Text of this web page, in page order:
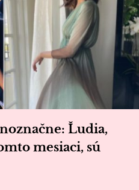
Ľudia,
mesiaci, sú